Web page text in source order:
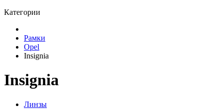
Категории
Рамки
Opel
Insignia
Insignia
Линзы